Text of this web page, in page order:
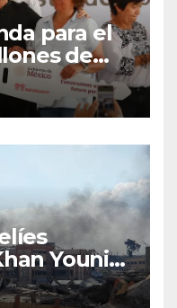
para el
de
Younis